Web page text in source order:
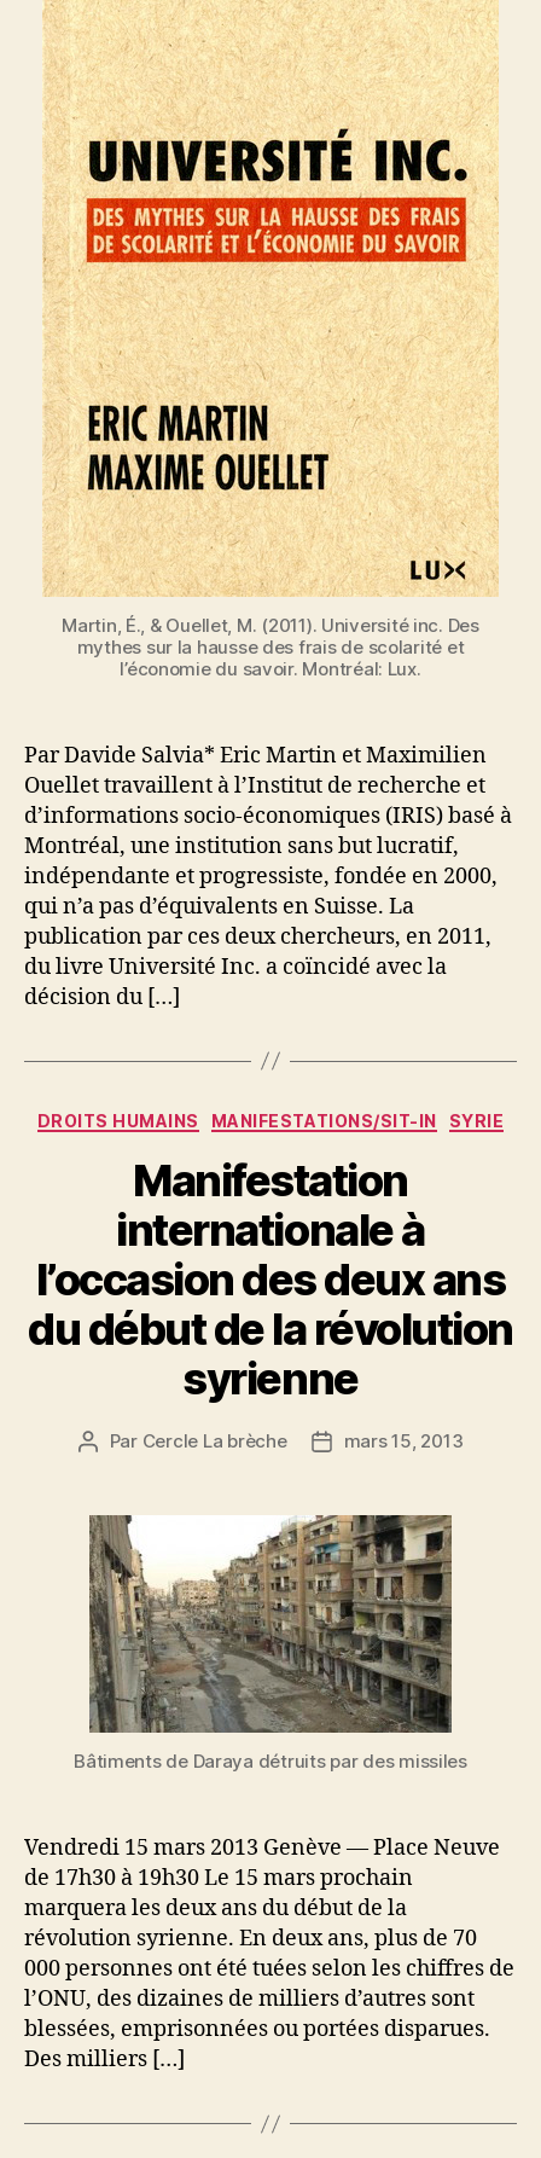
Martin, É., & Ouellet, M. (2011). Université inc. Des
mythes sur la hausse des frais de scolarité et
l’économie du savoir. Montréal: Lux.
Par Davide Salvia* Eric Martin et Maximilien
Ouellet travaillent à l’Institut de recherche et
d’informations socio-économiques (IRIS) basé à
Montréal, une institution sans but lucratif,
indépendante et progressiste, fondée en 2000,
qui n’a pas d’équivalents en Suisse. La
publication par ces deux chercheurs, en 2011,
du livre Université Inc. a coïncidé avec la
décision du […]
Catégories
DROITS HUMAINS MANIFESTATIONS/SIT-IN SYRIE
Manifestation
internationale à
l’occasion des deux ans
du début de la révolution
syrienne
Auteur
Par Cercle La brèche
Datemars 15, 2013
Bâtiments de Daraya détruits par des missiles
Vendredi 15 mars 2013 Genève — Place Neuve
de 17h30 à 19h30 Le 15 mars prochain
marquera les deux ans du début de la
révolution syrienne. En deux ans, plus de 70
000 personnes ont été tuées selon les chiffres de
l’ONU, des dizaines de milliers d’autres sont
blessées, emprisonnées ou portées disparues.
Des milliers […]